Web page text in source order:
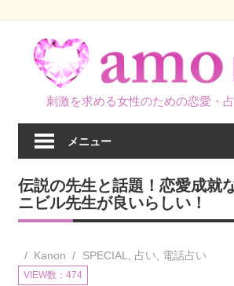
刺激を求める女性のための恋愛・
メニュー
伝説の先生と話題！恋愛成就
ニビル先生が良いらしい！
Kanon SPECIAL 占い 電話占い
VIEW数：474